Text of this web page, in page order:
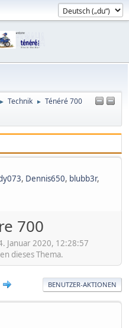
► Technik ► Ténéré 700
, Dennis650, blubb3r,
700
Januar 2020, 12:28:57
dieses Thema.
BENUTZER-AKTIONEN